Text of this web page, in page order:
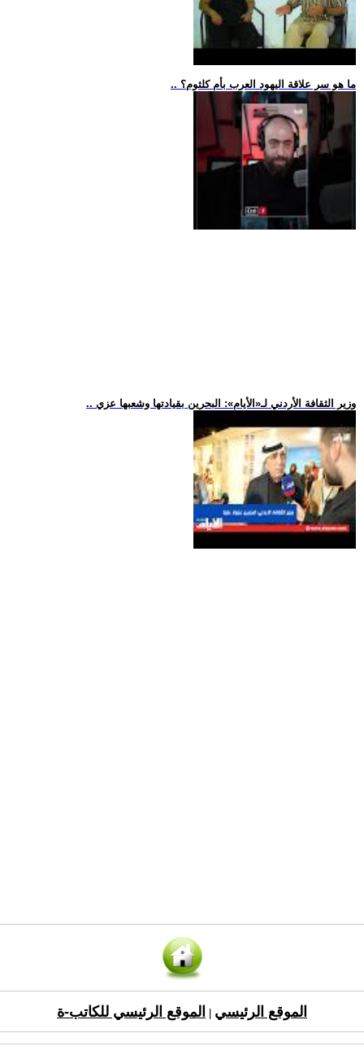
.. ما هو سر علاقة اليهود العرب بأم كلثوم؟
.. وزير الثقافة الأردني لـ«الأيام»: البحرين بقيادتها وشعبها عزي
الموقع الرئيسي الموقع الرئيسي للكاتب-ة